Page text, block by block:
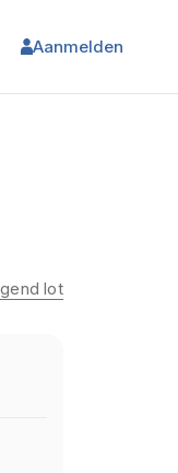
Aanmelden
lot